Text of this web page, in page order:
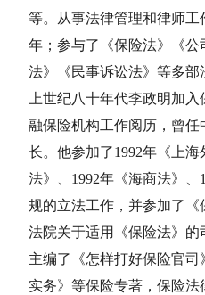
等。从事法律管理和律师工
年；参与了《保险法》《
法》《民事诉讼法》等多部
上世纪八十年代李政明加
融保险机构工作阅历，曾
长。他参加了1992年《上
法》、1992年《海商法》
规的立法工作，并参加了
法院关于适用《保险法》
主编了《怎样打好保险官
实务》等保险专著，保险法